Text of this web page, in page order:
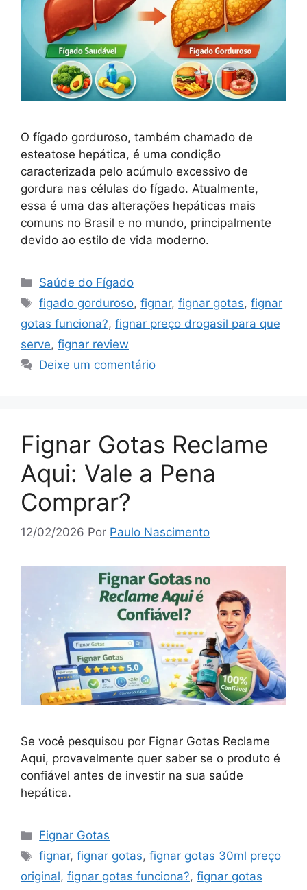
O fígado gorduroso, também chamado de
esteatose hepática, é uma condição
caracterizada pelo acúmulo excessivo de
gordura nas células do fígado. Atualmente,
essa é uma das alterações hepáticas mais
comuns no Brasil e no mundo, principalmente
devido ao estilo de vida moderno.
Categorias
Saúde do Fígado
Tags
figado gorduroso,fignar,fignar gotas,fignar
gotas funciona?, fignar preço drogasil para que
serve, fignar review
Deixe um comentário
Fignar Gotas Reclame
Aqui: Vale a Pena
Comprar?
12/02/2026 Por Paulo Nascimento
Se você pesquisou por Fignar Gotas Reclame
Aqui, provavelmente quer saber se o produto é
confiável antes de investir na sua saúde
hepática.
Categorias
Fignar Gotas
Tags
fignar,fignar gotas,fignar gotas 30ml preço
original, fignar gotas funciona?, fignar gotas